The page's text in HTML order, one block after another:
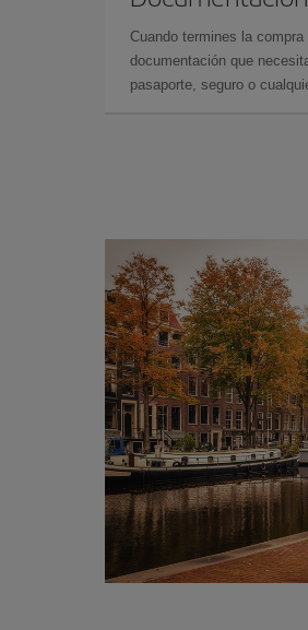
Cuando termines la
documentación que
pasaporte, seguro o